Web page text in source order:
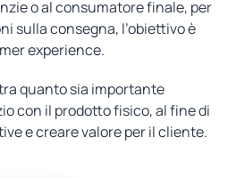
o al consumatore finale, per
sulla consegna, l’obiettivo è
experience.
quanto sia importante
con il prodotto fisico, al fine di
e creare valore per il cliente.